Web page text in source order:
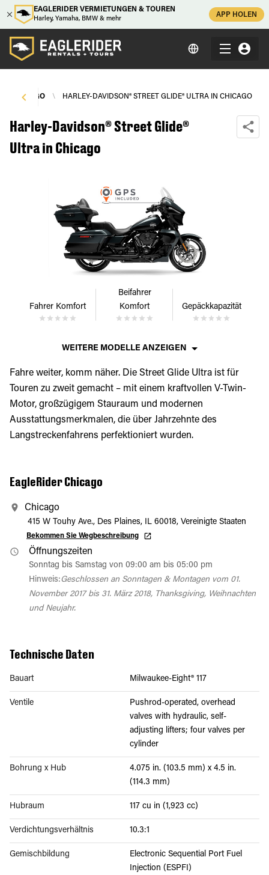
EAGLERIDER VERMIETUNGEN & TOUREN
Harley, Yamaha, BMW & mehr
APP HOLEN
CHICAGO \ HARLEY-DAVIDSON® STREET GLIDE® ULTRA IN CHICAGO
Harley-Davidson® Street Glide®
Ultra in Chicago
Fahrer Komfort
Beifahrer
Komfort
Gepäckkapazität
WEITERE MODELLE ANZEIGEN
Fahre weiter, komm näher. Die Street Glide Ultra ist für
Touren zu zweit gemacht – mit einem kraftvollen V-Twin-
Motor, großzügigem Stauraum und modernen
Ausstattungsmerkmalen, die über Jahrzehnte des
Langstreckenfahrens perfektioniert wurden.
EagleRider Chicago
Chicago
415 W Touhy Ave., Des Plaines, IL 60018, Vereinigte Staaten
Bekommen Sie Wegbeschreibung
Öffnungszeiten
Sonntag bis Samstag von 09:00 am bis 05:00 pm
Hinweis:Geschlossen an Sonntagen & Montagen vom 01.
November 2017 bis 31. März 2018, Thanksgiving, Weihnachten
und Neujahr.
Technische Daten
Bauart Milwaukee-Eight® 117
Ventile
Pushrod-operated, overhead
valves with hydraulic, self-
adjusting lifters; four valves per
cylinder
Bohrung x Hub
4.075 in. (103.5 mm) x 4.5 in.
(114.3 mm)
Hubraum 117 cu in (1,923 cc)
Verdichtungsverhältnis 10.3:1
Gemischbildung
Electronic Sequential Port Fuel
Injection (ESPFI)